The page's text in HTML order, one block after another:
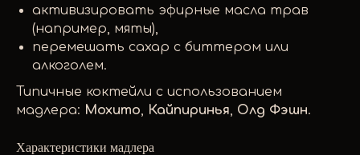
активизировать эфирные масла трав
(например, мяты),
перемешать сахар с биттером или
алкоголем.
Типичные коктейли с использованием
мадлера: Мохито Кайпиринья Олд Фэшн.
Характеристики мадлера